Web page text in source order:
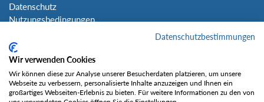
Datenschutz
Nutzungsbedingungen
Social Media
Datenschutzbestimmungen
Wir verwenden Cookies
Wir können diese zur Analyse unserer Besucherdaten platzieren, um unsere
Webseite zu verbessern, personalisierte Inhalte anzuzeigen und Ihnen ein
großartiges Webseiten-Erlebnis zu bieten. Für weitere Informationen zu den von